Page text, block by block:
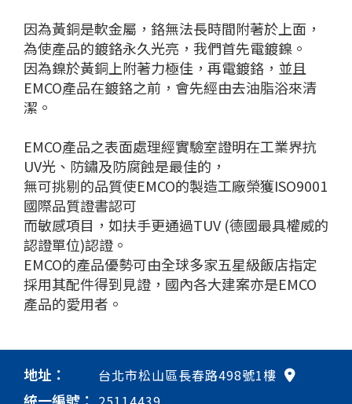
因為黃銅是軟金屬，鉻無法長時間附著於上面，
為使產品的鍍鉻永久光亮，我們首先電鍍鎳。
因為鎳於黃銅上附著力極佳，再電鍍鉻，並且
EMCO產品在鍍鉻之前，會先經由去油脂浴來清
潔。
EMCO產品之表面處理經實驗室證明在工業界抗
UV光、防鏽及防腐蝕是最佳的，
無可挑剔的品質使EMCO的製造工廠榮獲ISO9001
國際品質證書認可
而敏感項目，如扶手更通過TUV (德國最具權威的
認證單位)認證。
EMCO的產品優勢可由全球多家五星級飯店指定
採用其配件得到見證，國內各大建案亦是EMCO
產品的愛用者。
地址： 台北市松山區長春路498號1樓
統一編號：